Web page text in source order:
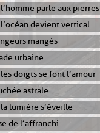
parle aux pierres
devient vertical
mangés
urbaine
doigts se font l’amour
astrale
lumière s’éveille
de l’affranchi